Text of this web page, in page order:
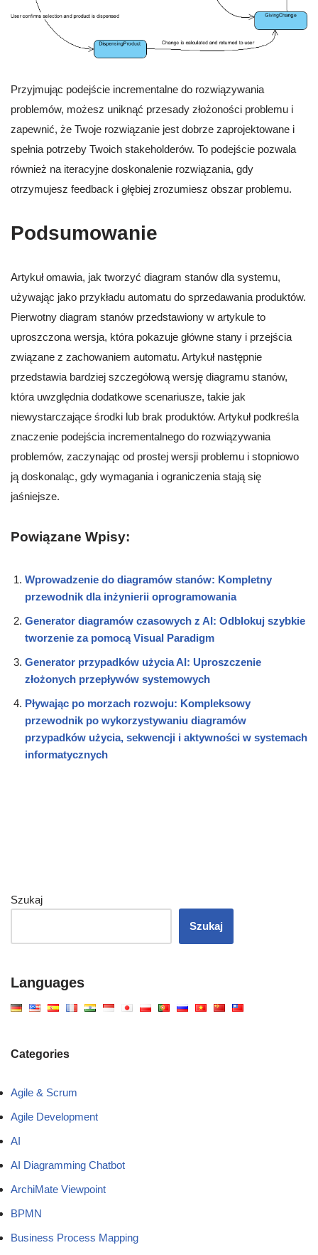
Przyjmując podejście incrementalne do rozwiązywania
problemów, możesz uniknąć przesady złożoności problemu i
zapewnić, że Twoje rozwiązanie jest dobrze zaprojektowane i
spełnia potrzeby Twoich stakeholderów. To podejście pozwala
również na iteracyjne doskonalenie rozwiązania, gdy
otrzymujesz feedback i głębiej zrozumiesz obszar problemu.
Podsumowanie
Artykuł omawia, jak tworzyć diagram stanów dla systemu,
używając jako przykładu automatu do sprzedawania produktów.
Pierwotny diagram stanów przedstawiony w artykule to
uproszczona wersja, która pokazuje główne stany i przejścia
związane z zachowaniem automatu. Artykuł następnie
przedstawia bardziej szczegółową wersję diagramu stanów,
która uwzględnia dodatkowe scenariusze, takie jak
niewystarczające środki lub brak produktów. Artykuł podkreśla
znaczenie podejścia incrementalnego do rozwiązywania
problemów, zaczynając od prostej wersji problemu i stopniowo
ją doskonaląc, gdy wymagania i ograniczenia stają się
jaśniejsze.
Powiązane Wpisy:
Wprowadzenie do diagramów stanów: Kompletny
przewodnik dla inżynierii oprogramowania
Generator diagramów czasowych z AI: Odblokuj szybkie
tworzenie za pomocą Visual Paradigm
Generator przypadków użycia AI: Uproszczenie
złożonych przepływów systemowych
Pływając po morzach rozwoju: Kompleksowy
przewodnik po wykorzystywaniu diagramów
przypadków użycia, sekwencji i aktywności w systemach
informatycznych
Szukaj
Szukaj
Languages
Categories
Agile & Scrum
Agile Development
AI
AI Diagramming Chatbot
ArchiMate Viewpoint
BPMN
Business Process Mapping